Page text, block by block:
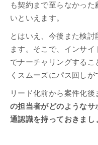
も契約まで至らなかっ
いといえます。
とはいえ、今後また検
ます。そこで、インサ
でナーチャリングする
くスムーズにパス回しが
リード化前から案件化後
の担当者がどのような
通認識を持っておきまし